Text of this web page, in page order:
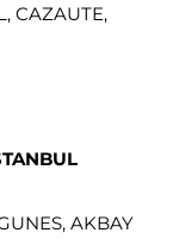
CAZAUTE,
AKBAY